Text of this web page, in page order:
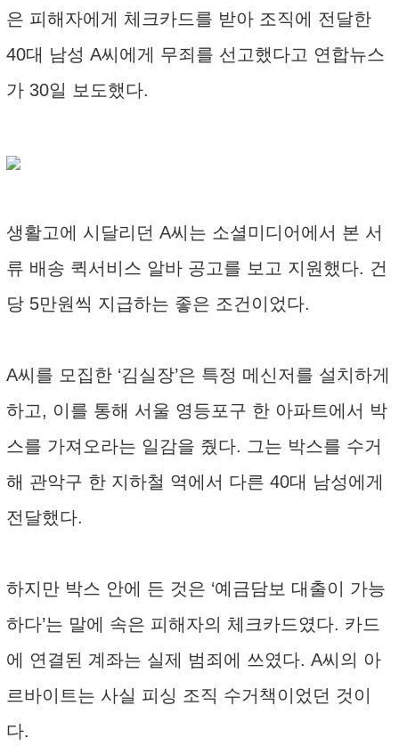
은 피해자에게 체크카드를 받아 조직에 전달한
40대 남성 A씨에게 무죄를 선고했다고 연합뉴스
가 30일 보도했다.
생활고에 시달리던 A씨는 소셜미디어에서 본 서
류 배송 퀵서비스 알바 공고를 보고 지원했다. 건
당 5만원씩 지급하는 좋은 조건이었다.
A씨를 모집한 ‘김실장’은 특정 메신저를 설치하게
하고, 이를 통해 서울 영등포구 한 아파트에서 박
스를 가져오라는 일감을 줬다. 그는 박스를 수거
해 관악구 한 지하철 역에서 다른 40대 남성에게
전달했다.
하지만 박스 안에 든 것은 ‘예금담보 대출이 가능
하다’는 말에 속은 피해자의 체크카드였다. 카드
에 연결된 계좌는 실제 범죄에 쓰였다. A씨의 아
르바이트는 사실 피싱 조직 수거책이었던 것이
다.